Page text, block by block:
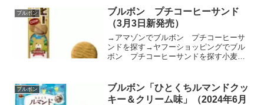
商品に仕上げています。原材料名／添加
物名 砂糖（国内製造...
ブルボン
ブルボン プチコーヒーサンド
（3月3日新発売）
→アマゾンでブルボン プチコーヒーサ
ンドを探す→ヤフーショッピングでブル
ボン プチコーヒーサンドを探す小麦胚
た。ほろ苦いコーヒーの味わいを存分に
お楽しみいただけるクリーム...
ブルボン
ブルボン「ひとくちルマンドクッ
キー＆クリーム味」（2024年6月